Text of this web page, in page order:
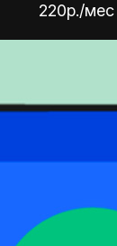
220р./мес